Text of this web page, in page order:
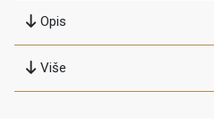
Opis
Više